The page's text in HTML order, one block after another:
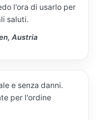
l'ora di usarlo per
saluti.
Austria
e senza danni.
per l'ordine